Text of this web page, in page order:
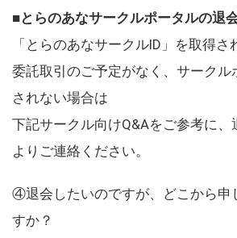
■とらのあなサークルポータルの退
「とらのあなサークルID」を取得
委託取引のご予定がなく、サークル
されない場合は
下記サークル向けQ&Aをご参考に、
よりご連絡ください。
④退会したいのですが、どこから申
すか？